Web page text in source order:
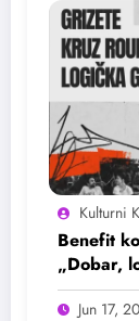
Kulturni
Benefit
„Dobar,
Jun 17,